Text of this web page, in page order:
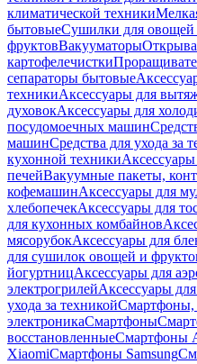
климатической техники
бытовыеСушилки для овощей
фруктовВакууматоры
картофелечистки
сепараторы бытовые
техникиАксессуары для
духовокАксессуары для
посудомоечных машин
машинСредства для ухода за
кухонной техники
печейВакуумные пакеты,
кофемашинАксессуары для
хлебопечекАксессуары для
для кухонных комбайнов
мясорубокАксессуары для
для сушилок овощей и
йогуртницАксессуары для
электрогрилейАксессуары
ухода за техникой
электроникаСмартфоны
восстановленныеСмартфоны
XiaomiСмартфоны Samsung